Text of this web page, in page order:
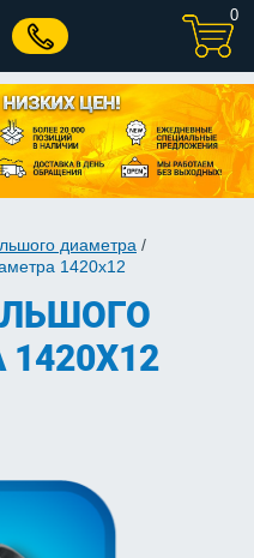
0
диаметра /
1420х12